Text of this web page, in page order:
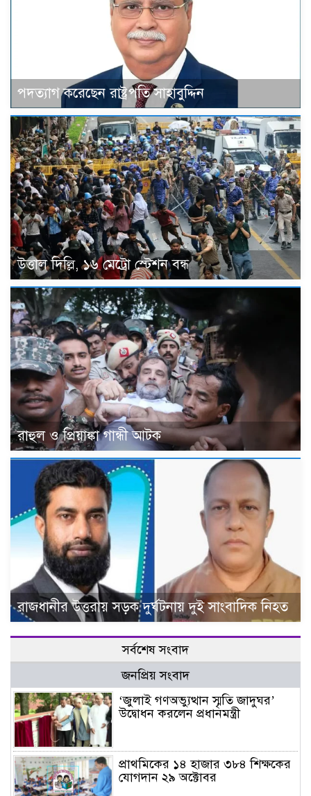
পদত্যাগ করেছেন রাষ্ট্রপতি সাহাবুদ্দিন
উত্তাল দিল্লি, ১৬ মেট্রো স্টেশন বন্ধ
রাহুল ও প্রিয়াঙ্কা গান্ধী আটক
রাজধানীর উত্তরায় সড়ক দুর্ঘটনায় দুই সাংবাদিক নিহত
সর্বশেষ সংবাদ
জনপ্রিয় সংবাদ
‘জুলাই গণঅভ্যুত্থান স্মৃতি জাদুঘর’
উদ্বোধন করলেন প্রধানমন্ত্রী
প্রাথমিকের ১৪ হাজার ৩৮৪ শিক্ষকের
যোগদান ২৯ অক্টোবর